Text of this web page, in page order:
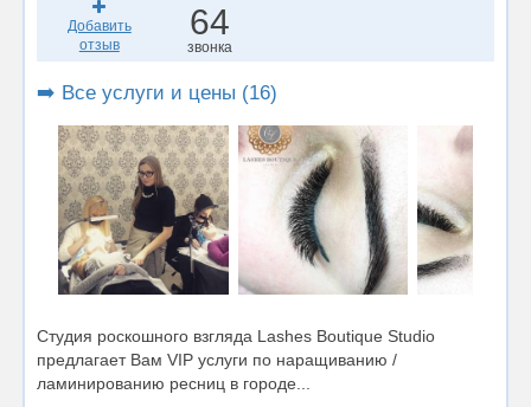
Добавить
отзыв
64
звонка
➡️ Все услуги и цены (16)
Студия роскошного взгляда Lashes Boutique Studio
предлагает Вам VIP услуги по наращиванию /
ламинированию ресниц в городе...